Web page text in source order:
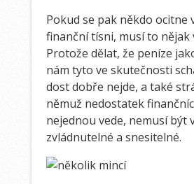
Pokud se pak někdo ocitne
finanční tísni, musí to nějak
Protože dělat, že peníze
nám tyto ve skutečnosti
dost dobře nejde, a také
němuž nedostatek
nejednou vede, nemusí být
zvládnutelné a snesitelné.